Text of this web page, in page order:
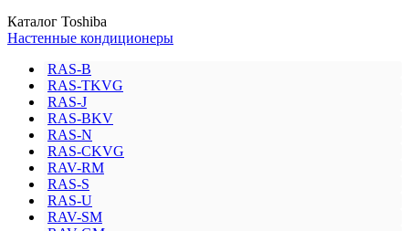
Каталог Toshiba
Настенные кондиционеры
RAS-B
RAS-TKVG
RAS-J
RAS-BKV
RAS-N
RAS-CKVG
RAV-RM
RAS-S
RAS-U
RAV-SM